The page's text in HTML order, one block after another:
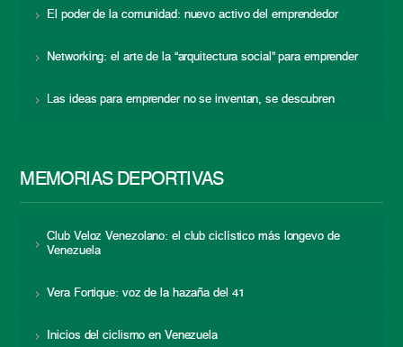
El poder de la comunidad: nuevo activo del emprendedor
Networking: el arte de la “arquitectura social” para emprender
Las ideas para emprender no se inventan, se descubren
MEMORIAS DEPORTIVAS
Club Veloz Venezolano: el club ciclístico más longevo de
Venezuela
Vera Fortique: voz de la hazaña del 41
Inicios del ciclismo en Venezuela